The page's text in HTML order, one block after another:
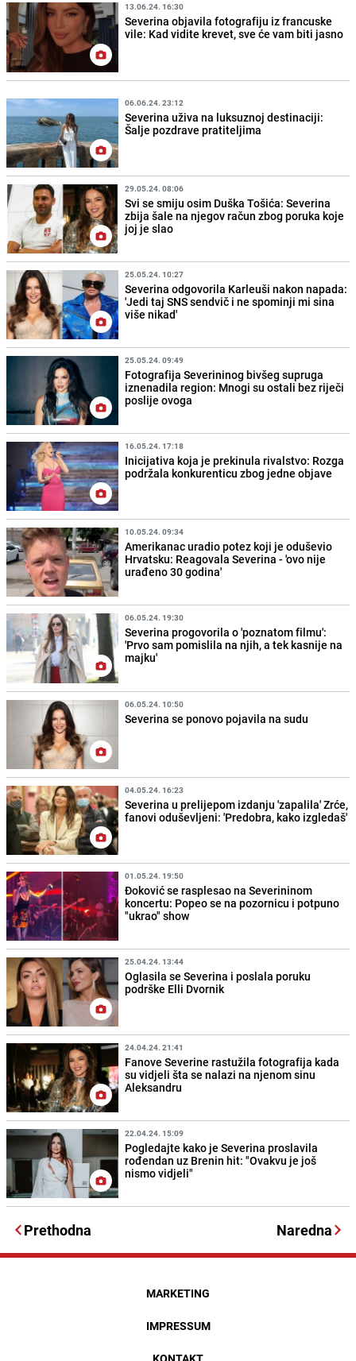
13.06.24. 16:30
Severina objavila fotografiju iz francuske
vile: Kad vidite krevet, sve će vam biti jasno
06.06.24. 23:12
Severina uživa na luksuznoj destinaciji:
Šalje pozdrave pratiteljima
29.05.24. 08:06
Svi se smiju osim Duška Tošića: Severina
zbija šale na njegov račun zbog poruka koje
joj je slao
25.05.24. 10:27
Severina odgovorila Karleuši nakon napada:
'Jedi taj SNS sendvič i ne spominji mi sina
više nikad'
25.05.24. 09:49
Fotografija Severininog bivšeg supruga
iznenadila region: Mnogi su ostali bez riječi
poslije ovoga
16.05.24. 17:18
Inicijativa koja je prekinula rivalstvo: Rozga
podržala konkurenticu zbog jedne objave
10.05.24. 09:34
Amerikanac uradio potez koji je oduševio
Hrvatsku: Reagovala Severina - 'ovo nije
urađeno 30 godina'
06.05.24. 19:30
Severina progovorila o 'poznatom filmu':
'Prvo sam pomislila na njih, a tek kasnije na
majku'
06.05.24. 10:50
Severina se ponovo pojavila na sudu
04.05.24. 16:23
Severina u prelijepom izdanju 'zapalila' Zrće,
fanovi oduševljeni: 'Predobra, kako izgledaš'
01.05.24. 19:50
Đoković se rasplesao na Severininom
koncertu: Popeo se na pozornicu i potpuno
"ukrao" show
25.04.24. 13:44
Oglasila se Severina i poslala poruku
podrške Elli Dvornik
24.04.24. 21:41
Fanove Severine rastužila fotografija kada
su vidjeli šta se nalazi na njenom sinu
Aleksandru
22.04.24. 15:09
Pogledajte kako je Severina proslavila
rođendan uz Brenin hit: "Ovakvu je još
nismo vidjeli"
Prethodna Naredna
MARKETING
IMPRESSUM